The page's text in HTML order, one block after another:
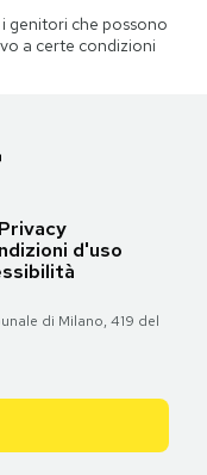
genitori che possono
a certe condizioni
Privacy
d'uso
di Milano, 419 del